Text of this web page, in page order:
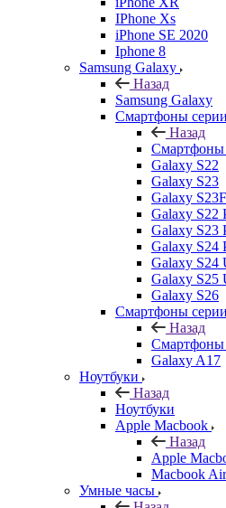
IPhone Xs
iPhone SE 2020
Iphone 8
Samsung Galaxy
Назад
Samsung Galaxy
Смартфоны
Назад
Смартфоны
Galaxy S22
Galaxy S23
Galaxy
Galaxy S22
Galaxy S23
Galaxy S24
Galaxy S24
Galaxy S25
Galaxy S26
Смартфоны
Назад
Смартфоны
Galaxy A17
Ноутбуки
Назад
Ноутбуки
Apple Macbook
Назад
Apple
Macbook
Умные часы